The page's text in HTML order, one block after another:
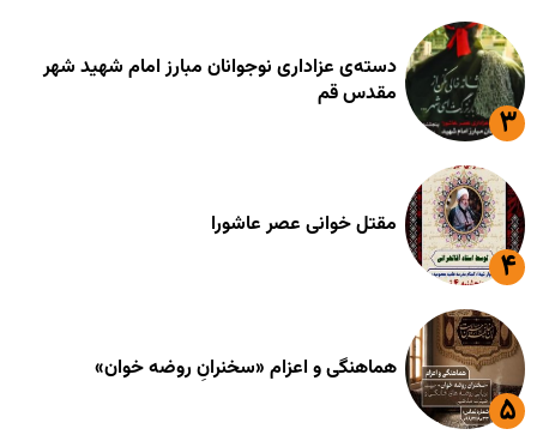
دسته‌ی عزاداری نوجوانان مبارز امام شهید شهر
مقدس قم
مقتل خوانی عصر عاشورا
هماهنگی و اعزام «سخنرانِ روضه خوان»